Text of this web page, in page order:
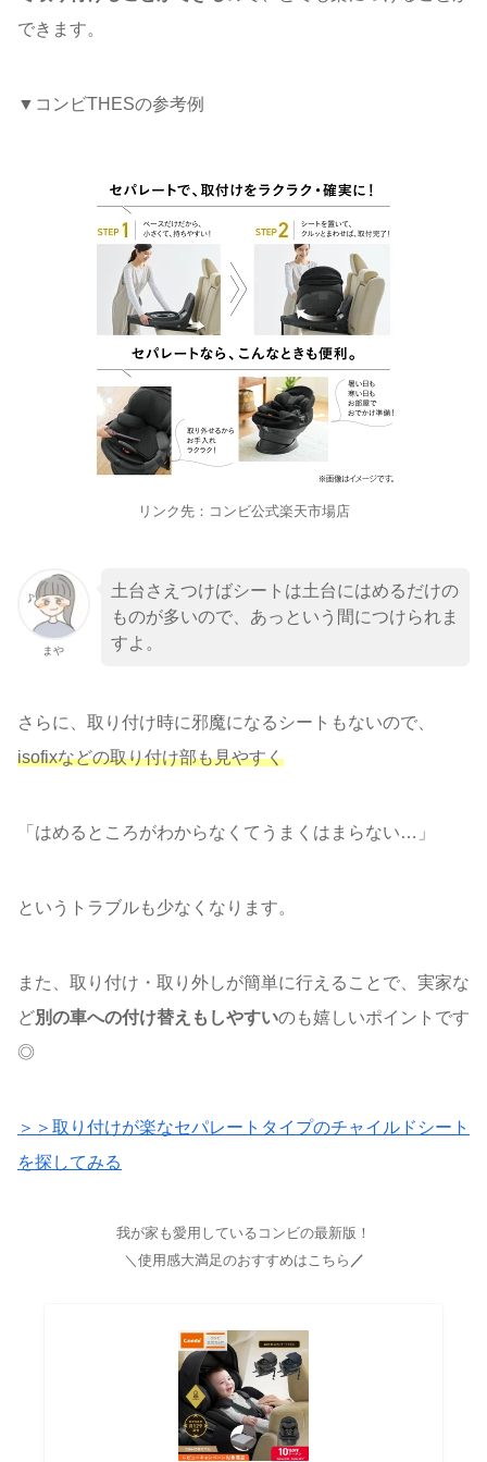
できます。
▼コンビTHESの参考例
リンク先：コンビ公式楽天市場店
まや
土台さえつけばシートは土台にはめるだけの
ものが多いので、あっという間につけられま
すよ。
さらに、取り付け時に邪魔になるシートもないので、
isofixなどの取り付け部も見やすく
「はめるところがわからなくてうまくはまらない…」
というトラブルも少なくなります。
また、取り付け・取り外しが簡単に行えることで、実家な
ど別の車への付け替えもしやすいのも嬉しいポイントです
◎
＞＞取り付けが楽なセパレートタイプのチャイルドシート
を探してみる
我が家も愛用しているコンビの最新版！
＼使用感大満足のおすすめはこちら ／